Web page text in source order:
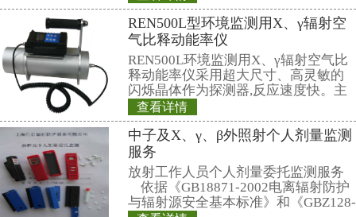
防护相关知识
卫生厅表示，在发生较大量放射性
放的事件时，采取躲在室内、关
统等隐蔽措施，可以明显减少放
和外照射。是否需要服用碘片，应
的统一安排，在专业人员的指导下